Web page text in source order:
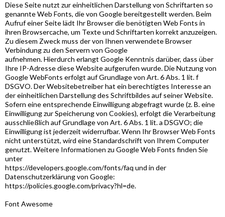
Diese Seite nutzt zur einheitlichen Darstellung von Schriftarten so
genannte Web Fonts, die von Google bereitgestellt werden. Beim
Aufruf einer Seite lädt Ihr Browser die benötigten Web Fonts in
ihren Browsercache, um Texte und Schriftarten korrekt anzuzeigen.
Zu diesem Zweck muss der von Ihnen verwendete Browser
Verbindung zu den Servern von Google
aufnehmen. Hierdurch erlangt Google Kenntnis darüber, dass über
Ihre IP-Adresse diese Website aufgerufen wurde. Die Nutzung von
Google WebFonts erfolgt auf Grundlage von Art. 6 Abs. 1 lit. f
DSGVO. Der Websitebetreiber hat ein berechtigtes Interesse an
der einheitlichen Darstellung des Schriftbildes auf seiner Website.
Sofern eine entsprechende Einwilligung abgefragt wurde (z. B. eine
Einwilligung zur Speicherung von Cookies), erfolgt die Verarbeitung
ausschließlich auf Grundlage von Art. 6 Abs. 1 lit. a DSGVO; die
Einwilligung ist jederzeit widerrufbar. Wenn Ihr Browser Web Fonts
nicht unterstützt, wird eine Standardschrift von Ihrem Computer
genutzt. Weitere Informationen zu Google Web Fonts finden Sie
unter
https://developers.google.com/fonts/faq und in der
Datenschutzerklärung von Google:
https://policies.google.com/privacy?hl=de.
Font Awesome